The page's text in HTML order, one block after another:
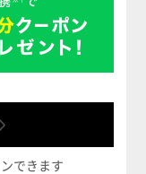
できます